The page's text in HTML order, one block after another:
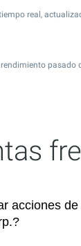
real,
rendimiento pasado
acciones